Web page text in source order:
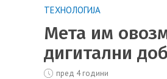
ТЕХНОЛОГИЈА
Мета им
дигитални
пред 4 години